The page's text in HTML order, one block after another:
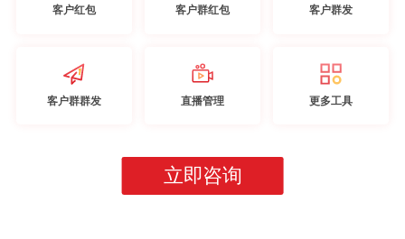
客户红包 客户群红包 客户群发
客户群群发 直播管理 更多工具
立即咨询